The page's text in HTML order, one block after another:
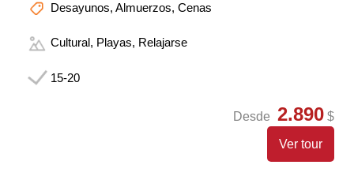
Desayunos, Almuerzos, Cenas
Cultural, Playas, Relajarse
15-20
Desde 2.890 $
Ver tour